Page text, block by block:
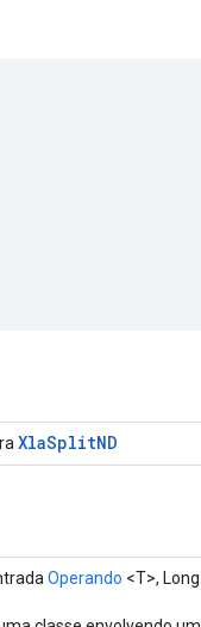
XlaSplitND
Operando <T>,